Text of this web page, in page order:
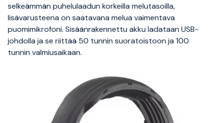
selkeämmän puhelulaadun korkeilla melutasoilla,
lisävarusteena on saatavana melua vaimentava
puomimikrofoni. Sisäänrakennettu akku ladataan USB-
johdolla ja se riittää 50 tunnin suoratoistoon ja 100
tunnin valmiusaikaan.